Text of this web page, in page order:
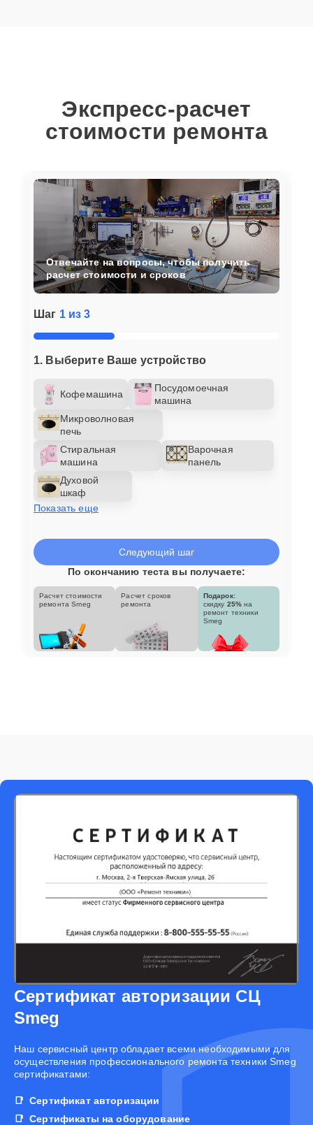
Экспресс-расчет
стоимости ремонта
Шаг 1 из 3
1. Выберите Ваше устройство
Кофемашина
Посудомоечная
машина
Микроволновая
печь
Стиральная
машина
Варочная
панель
Духовой
шкаф
Показать еще
Отвечайте на вопросы, чтобы получить
расчет стоимости и сроков
Следующий шаг
По окончанию теста вы получаете:
Расчет стоимости
ремонта Smeg
Расчет сроков
ремонта
Подарок:
скидку 25% на
ремонт техники
Smeg
Сертификат авторизации СЦ
Smeg
Наш сервисный центр обладает всеми необходимыми для
осуществления профессионального ремонта техники Smeg
сертификатами:
Сертификат авторизации
Сертификаты на оборудование